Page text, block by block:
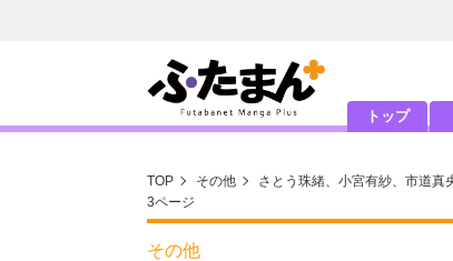
トップ
TOP その他
さとう珠緒、小宮有紗、市道真
3ページ
その他